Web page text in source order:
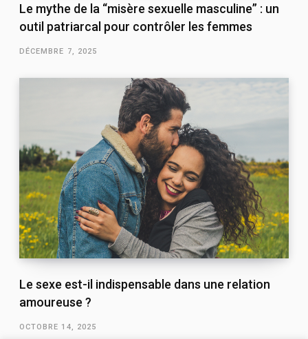
Le mythe de la “misère sexuelle masculine” : un
outil patriarcal pour contrôler les femmes
DÉCEMBRE 7, 2025
Le sexe est-il indispensable dans une relation
amoureuse ?
OCTOBRE 14, 2025